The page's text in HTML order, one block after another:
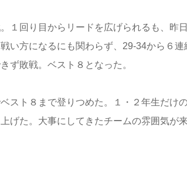
１回り目からリードを広げられるも、昨
い方になるにも関わらず、29-34から６
ず敗戦。ベスト８となった。
スト８まで登りつめた。１・２年生だけ
げた。大事にしてきたチームの雰囲気が